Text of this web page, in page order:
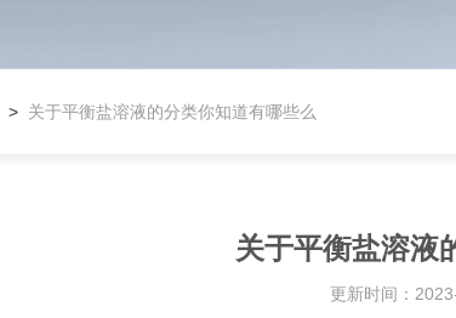
> 关于平衡盐溶液的分类你知道有哪些么
关于平衡盐溶液
更新时间：